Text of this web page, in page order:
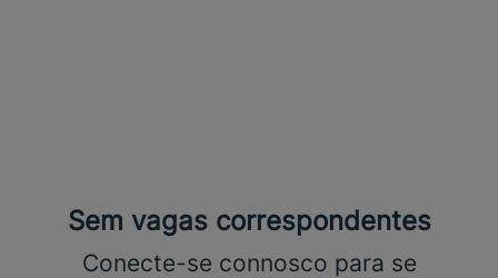
Sem vagas correspondentes
Conecte-se connosco para se